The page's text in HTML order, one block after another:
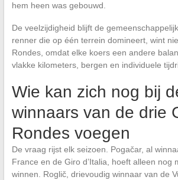
hem heen was gebouwd.
De veelzijdigheid blijft de
renner die op één terrein domineert, wint
Rondes, omdat elke koers een andere
vlakke kilometers, bergen en individuele
Wie kan zich nog bij
winnaars van de drie
Rondes voegen
De vraag rijst elk seizoen. Pogačar, al
France en de Giro d’Italia, hoeft alleen nog
winnen. Roglič, drievoudig winnaar van de